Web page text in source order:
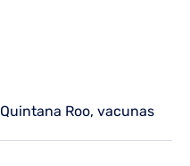
Quintana Roo, vacunas